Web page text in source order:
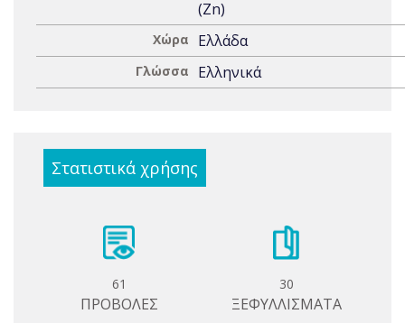
(Zn)
Χώρα Ελλάδα
Γλώσσα Ελληνικά
Στατιστικά χρήσης
61
ΠΡΟΒΟΛΕΣ
30
ΞΕΦΥΛΛΙΣΜΑΤΑ